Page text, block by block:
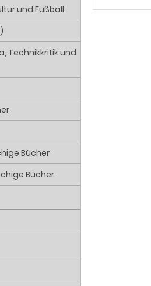
und Fußball
Technikkritik und
Bücher
Bücher